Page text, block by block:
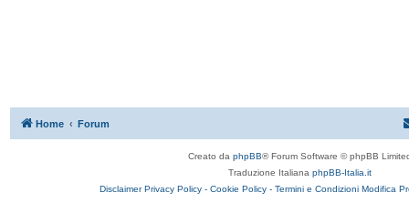
Home Forum
Creato da phpBB® Forum Software © phpBB
Traduzione Italiana phpBB-Italia.it
Disclaimer Privacy Policy - Cookie Policy - Termini e Condizioni Modifica